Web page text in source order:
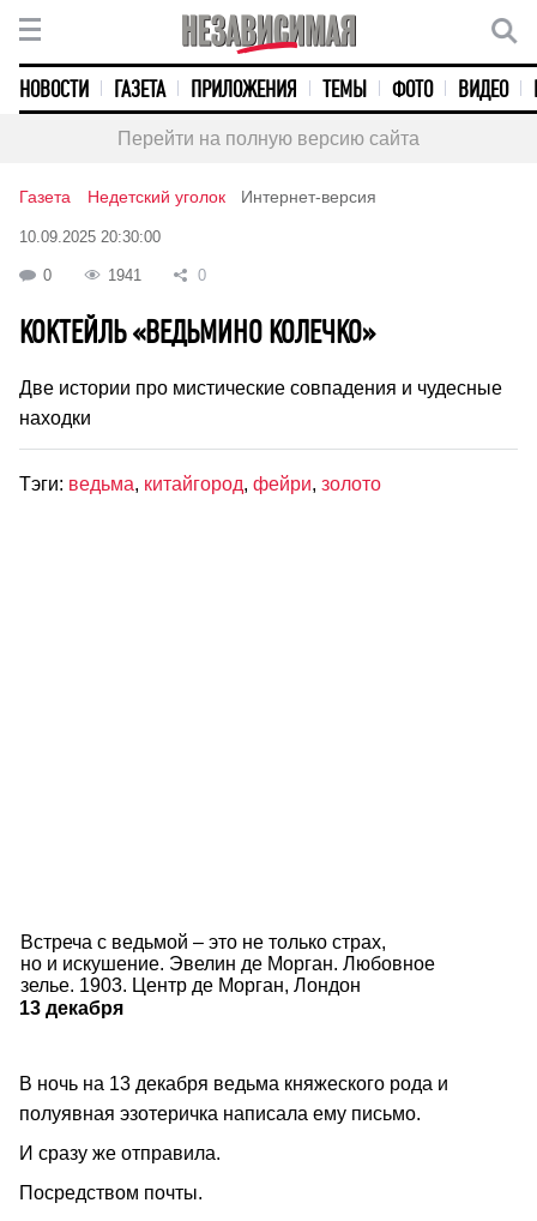
НОВОСТИ ГАЗЕТА ПРИЛОЖЕНИЯ ТЕМЫ ФОТО ВИДЕО
Перейти на полную версию сайта
Газета Недетский уголок Интернет-версия
10.09.2025 20:30:00
0 1941 0
КОКТЕЙЛЬ «ВЕДЬМИНО КОЛЕЧКО»
Две истории про мистические совпадения и чудесные
находки
Тэги: ведьма, китайгород, фейри, золото
Встреча с ведьмой – это не только страх,
но и искушение. Эвелин де Морган. Любовное
зелье. 1903. Центр де Морган, Лондон
13 декабря
В ночь на 13 декабря ведьма княжеского рода и
полуявная эзотеричка написала ему письмо.
И сразу же отправила.
Посредством почты.